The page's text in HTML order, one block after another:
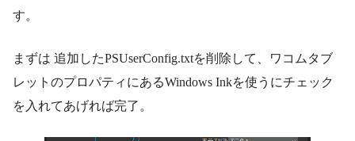
す。
まずは 追加したPSUserConfig.txtを削除して、ワコムタブ
レットのプロパティにあるWindows Inkを使うにチェック
を入れてあげれば完了。